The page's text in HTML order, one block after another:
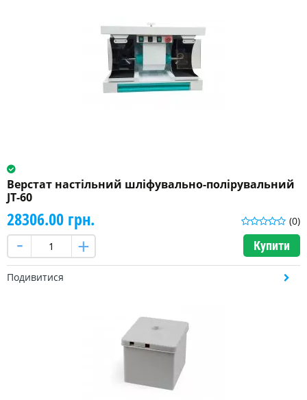
Верстат настільний шліфувально-полірувальний
JT-60
(0)
28306.00 грн.
Купити
Подивитися